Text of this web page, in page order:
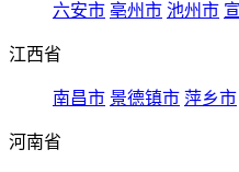
六安市 亳州市 池州市
江西省
南昌市 景德镇市 萍乡市
河南省